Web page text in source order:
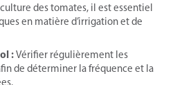
des tomates, il est essentiel
en matière d’irrigation et de
:Vérifier régulièrement les
de déterminer la fréquence et la